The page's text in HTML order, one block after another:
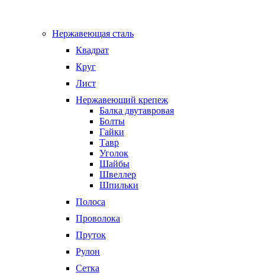
Нержавеющая сталь
Квадрат
Круг
Лист
Нержавеющий крепеж
Балка двутавровая
Болты
Гайки
Тавр
Уголок
Шайбы
Швеллер
Шпильки
Полоса
Проволока
Пруток
Рулон
Сетка